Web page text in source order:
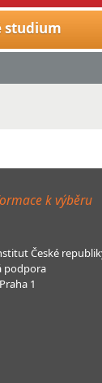
studium
k výběru
České
podpora
1